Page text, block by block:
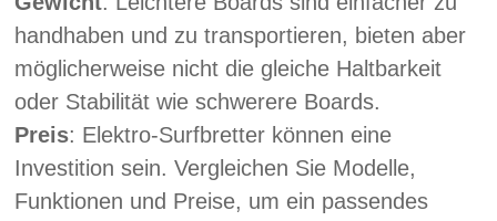
handhaben und zu transportieren, bieten aber
möglicherweise nicht die gleiche Haltbarkeit
oder Stabilität wie schwerere Boards.
Preis: Elektro-Surfbretter können eine
Investition sein. Vergleichen Sie Modelle,
Funktionen und Preise, um ein passendes